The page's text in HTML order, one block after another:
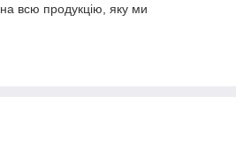
на всю продукцію, яку ми